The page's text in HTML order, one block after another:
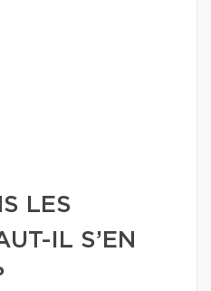
LES
IL S’EN